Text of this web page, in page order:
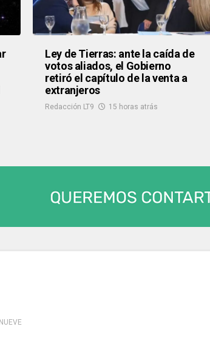
Ley de Tierras: ante la caída de
votos aliados, el Gobierno
retiró el capítulo de la venta a
extranjeros
Redacción LT9 15 horas atrás